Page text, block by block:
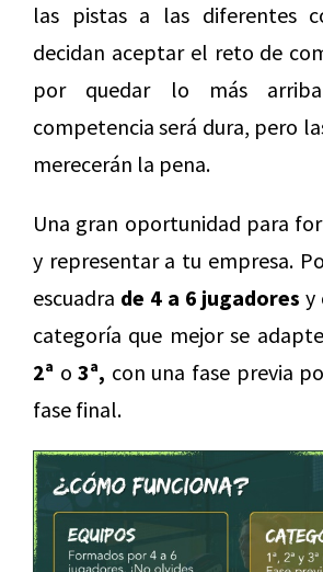
las pistas a las diferentes
decidan aceptar el reto de
por quedar lo más
competencia será dura, pero
merecerán la pena.
Una gran oportunidad para
y representar a tu empresa.
escuadra de 4 a 6 jugadores y
categoría que mejor se
2ª o3ª, con una fase previa
fase final.